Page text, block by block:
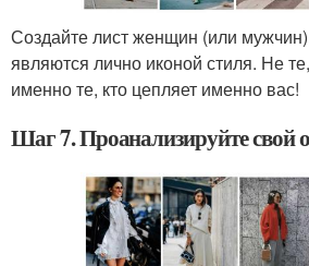
Создайте лист женщин (или
являются лично иконой стиля. Не
именно те, кто цепляет именно вас!
Шаг 7. Проанализируйте свой